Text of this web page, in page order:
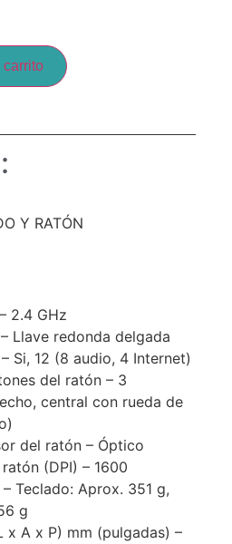
carrito
Y RATÓN
2.4 GHz
Llave redonda delgada
Si, 12 (8 audio, 4 Internet)
del ratón – 3
central con rueda de
del ratón – Óptico
(DPI) – 1600
Teclado: Aprox. 351 g,
g
x A x P) mm (pulgadas) –